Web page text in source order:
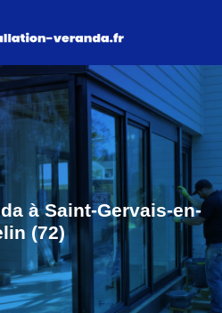
à Saint-Gervais-en-
(72)